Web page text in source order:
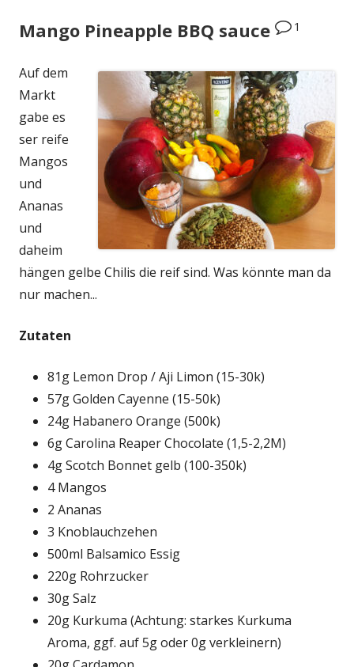
Mango Pineapple BBQ sauce 1
Auf dem
Markt
gabe es
ser reife
Mangos
und
Ananas
und
daheim
hängen gelbe Chilis die reif sind. Was könnte man da
nur machen...
Zutaten
81g Lemon Drop / Aji Limon (15-30k)
57g Golden Cayenne (15-50k)
24g Habanero Orange (500k)
6g Carolina Reaper Chocolate (1,5-2,2M)
4g Scotch Bonnet gelb (100-350k)
4 Mangos
2 Ananas
3 Knoblauchzehen
500ml Balsamico Essig
220g Rohrzucker
30g Salz
20g Kurkuma (Achtung: starkes Kurkuma
Aroma, ggf. auf 5g oder 0g verkleinern)